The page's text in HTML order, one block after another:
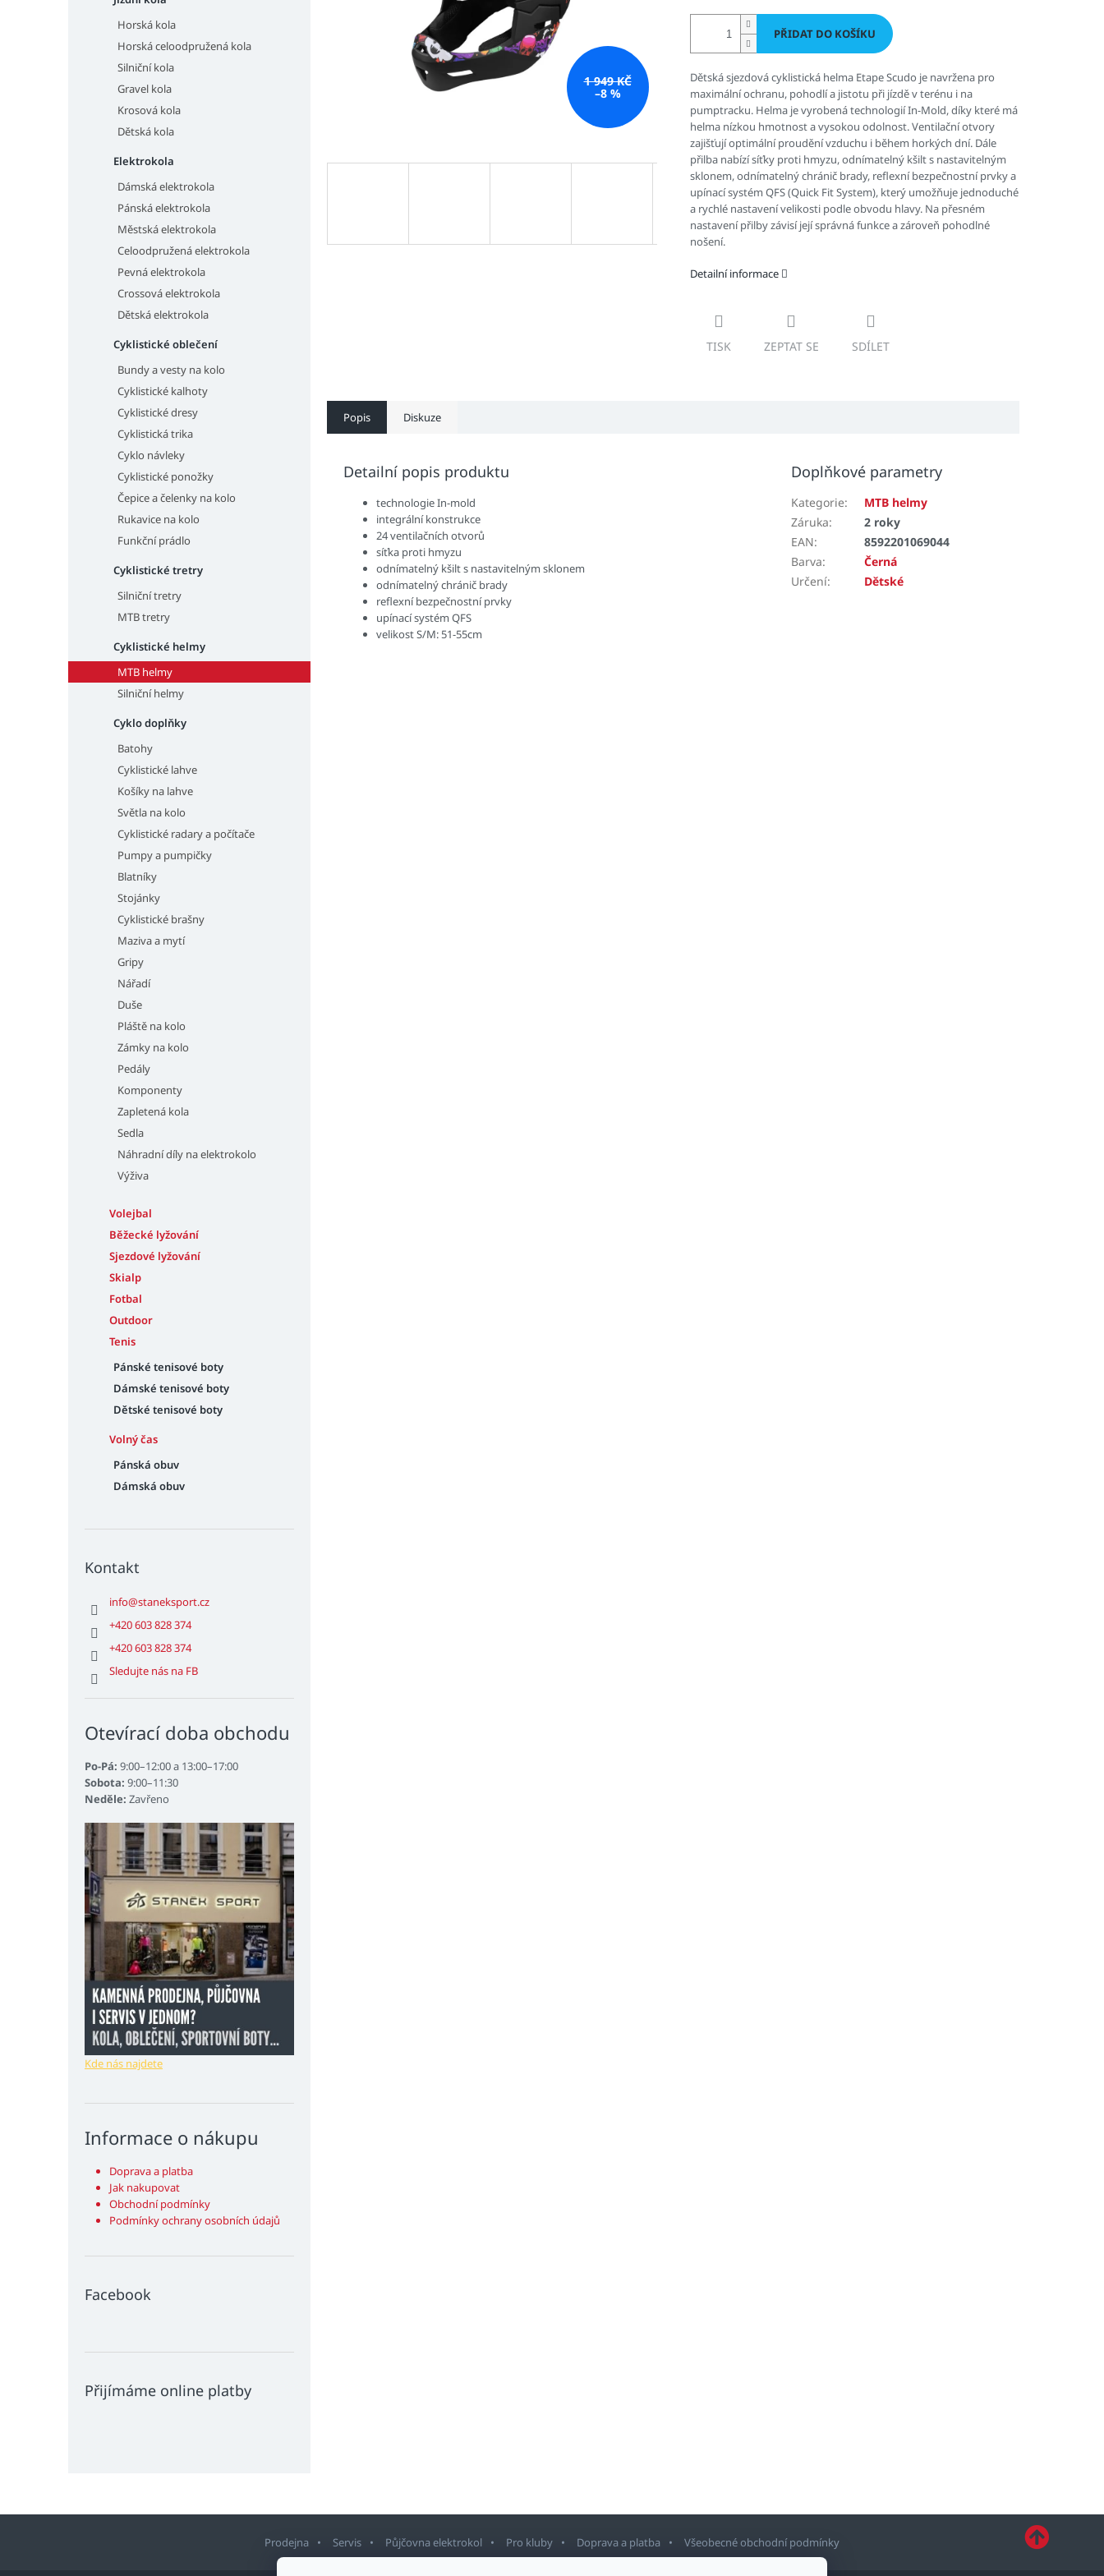
Horská kola
Horská celoodpružená kola
Silniční kola
Gravel kola
Krosová kola
Dětská kola
Elektrokola
Dámská elektrokola
Pánská elektrokola
Městská elektrokola
Celoodpružená elektrokola
Pevná elektrokola
Crossová elektrokola
Dětská elektrokola
Cyklistické oblečení
Bundy a vesty na kolo
Cyklistické kalhoty
Cyklistické dresy
Cyklistická trika
Cyklo návleky
Cyklistické ponožky
Čepice a čelenky na kolo
Rukavice na kolo
Funkční prádlo
Cyklistické tretry
Silniční tretry
MTB tretry
Cyklistické helmy
MTB helmy
Silniční helmy
Cyklo doplňky
Batohy
Cyklistické lahve
Košíky na lahve
Světla na kolo
Cyklistické radary a počítače
Pumpy a pumpičky
Blatníky
Stojánky
Cyklistické brašny
Maziva a mytí
Gripy
Nářadí
Duše
Pláště na kolo
Zámky na kolo
Pedály
Komponenty
Zapletená kola
Sedla
Náhradní díly na elektrokolo
Výživa
Volejbal
Běžecké lyžování
Sjezdové lyžování
Skialp
Fotbal
Outdoor
Tenis
Pánské tenisové boty
Dámské tenisové boty
Dětské tenisové boty
Volný čas
Pánská obuv
Dámská obuv
Kontakt
info@staneksport.cz
+420 603 828 374
+420 603 828 374
Sledujte nás na FB
Otevírací doba obchodu
Po-Pá: 9:00–12:00 a 13:00–17:00
Sobota: 9:00–11:30
Neděle: Zavřeno
Kde nás najdete
Informace o nákupu
Doprava a platba
Jak nakupovat
Obchodní podmínky
Podmínky ochrany osobních údajů
Facebook
Přijímáme online platby
1 949 KČ
–8 %
PŘIDAT DO KOŠÍKU
Dětská sjezdová cyklistická helma Etape Scudo je navržena pro
maximální ochranu, pohodlí a jistotu při jízdě v terénu i na
pumptracku. Helma je vyrobená technologií In-Mold, díky které má
helma nízkou hmotnost a vysokou odolnost. Ventilační otvory
zajišťují optimální proudění vzduchu i během horkých dní. Dále
přilba nabízí síťky proti hmyzu, odnímatelný kšilt s nastavitelným
sklonem, odnímatelný chránič brady, reflexní bezpečnostní prvky a
upínací systém QFS (Quick Fit System), který umožňuje jednoduché
a rychlé nastavení velikosti podle obvodu hlavy. Na přesném
nastavení přilby závisí její správná funkce a zároveň pohodlné
nošení.
Detailní informace
TISK ZEPTAT SE SDÍLET
Popis Diskuze
Detailní popis produktu
technologie In-mold
integrální konstrukce
24 ventilačních otvorů
síťka proti hmyzu
odnímatelný kšilt s nastavitelným sklonem
odnímatelný chránič brady
reflexní bezpečnostní prvky
upínací systém QFS
velikost S/M: 51-55cm
Doplňkové parametry
Kategorie:
MTB helmy
Záruka:
2 roky
EAN:
8592201069044
Barva:
Černá
Určení: Dětské
Prodejna Servis Půjčovna elektrokol Pro kluby Doprava a platba Všeobecné obchodní podmínky